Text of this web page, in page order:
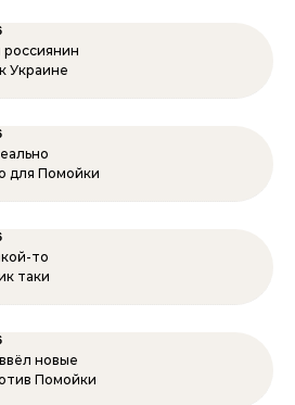
Украине
для Помойки
то
таки
новые
Помойки